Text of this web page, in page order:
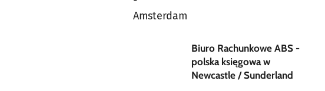
Biuro Rachunkowe ABS -
polska księgowa w
Newcastle / Sunderland